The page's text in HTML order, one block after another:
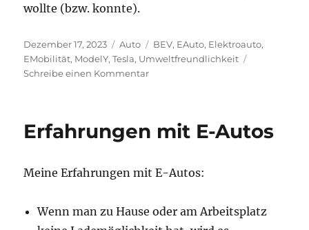
wollte (bzw. konnte).
Veröffentlicht
am
Dezember 17, 2023 Kategorien
Auto Schlagwörter
BEV, EAuto, Elektroauto,
EMobilität, ModelY,Tesla, Umweltfreundlichkeit
Schreibe einen Kommentarzu
Model
Standardreichweite
Erfahrungen mit E-Autos
Meine Erfahrungen mit E-Autos:
Wenn man zu Hause oder am Arbeitsplatz